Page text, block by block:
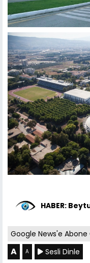
HABER:
Google News'e Abone
A A Sesli Dinle